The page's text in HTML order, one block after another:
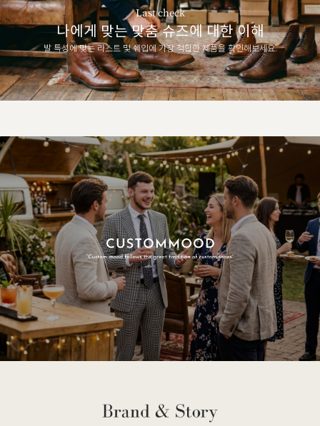
Last check
나에게 맞는 맞춤 슈즈에 대한 이해
발 특성에 맞는 라스트 및 쉐입에 가장 적합한 제품을 확인해보세요.